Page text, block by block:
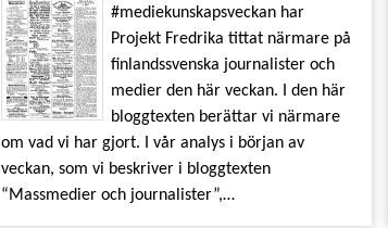
#mediekunskapsveckan har
Projekt Fredrika tittat närmare på
finlandssvenska journalister och
medier den här veckan. I den här
bloggtexten berättar vi närmare
om vad vi har gjort. I vår analys i början av
veckan, som vi beskriver i bloggtexten
“Massmedier och journalister”,…